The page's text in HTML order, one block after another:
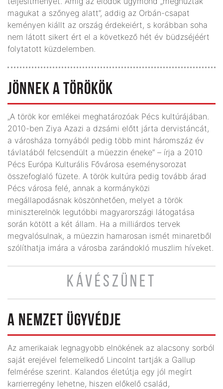
magukat a szőnyeg alatt”, addig az Orbán-csapat
keményen kiállt az ország érdekeiért, s korábban soha
nem látott sikert ért el a következő hét év büdzséjéért
folytatott küzdelemben.
JÖNNEK A TÖRÖKÖK
„A török kor emlékei meghatározóak Pécs kultúrájában.
2010-ben Ziya Azazi a dzsámi előtt járta dervistáncát,
a városháza tornyából pedig több mint háromszáz év
távlatából felcsendült a müezzin éneke” – írja a 2010
Pécs Európa Kulturális Fővárosa eseménysorozat
összefoglaló füzete. A török kultúra pedig tovább árad
Pécs városa felé, annak a kormányközi
megállapodásnak köszönhetően, melyet a török
miniszterelnök legutóbbi magyarországi látogatása
során kötött a két állam. Ha a milliárdos tervek
megvalósulnak, a müezzin hamarosan ismét minaretből
szólíthatja imára a városba zarándokló muszlim híveket.
KÁVÉSZÜNET
A NEMZET ÜGYVÉDJE
Az amerikaiak legnagyobb elnökének az alacsony sorból
saját erejével felemelkedő Lincolnt tartják a Gallup
felmérése szerint. Kalandos életútja egy jól megírt
karrierregény lehetne, hiszen előkelő család,